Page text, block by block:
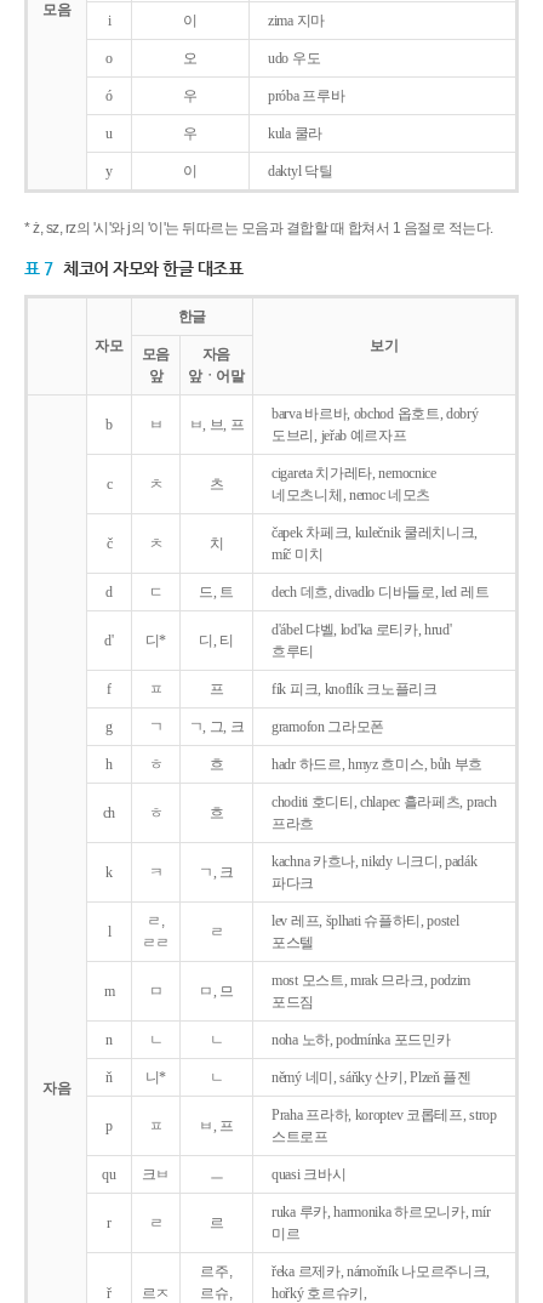
모음
i 이 zima 지마
o 오 udo 우도
ó 우 próba 프루바
u 우 kula 쿨라
y 이 daktyl 닥틸
* ż, sz, rz의 '시'와 j의 '이'는 뒤따르는 모음과 결합할 때 합쳐서 1 음절로 적는다.
표 7 체코어 자모와 한글 대조표
자모
한글
보기
모음
앞
자음
앞ㆍ어말
자음
b ㅂ ㅂ, 브, 프
barva 바르바, obchod 옵호트, dobrý
도브리, jeřab 예르자프
c ㅊ 츠
cigareta 치가레타, nemocnice
네모츠니체, nemoc 네모츠
č ㅊ 치
čapek 차페크, kulečnik 쿨레치니크,
míč 미치
d ㄷ 드, 트 dech 데흐, divadlo 디바들로, led 레트
d' 디* 디, 티
d'ábel 댜벨, lod'ka 로티카, hrud'
흐루티
f ㅍ 프 fík 피크, knoflík 크노플리크
g ㄱ ㄱ, 그, 크 gramofon 그라모폰
h ㅎ 흐 hadr 하드르, hmyz 흐미스, bůh 부흐
ch ㅎ 흐
choditi 호디티, chlapec 흘라페츠, prach
프라흐
k ㅋ ㄱ, 크
kachna 카흐나, nikdy 니크디, padák
파다크
l
ㄹ,
ㄹㄹ
ㄹ
lev 레프, šplhati 슈플하티, postel
포스텔
m ㅁ ㅁ, 므
most 모스트, mrak 므라크, podzim
포드짐
n ㄴ ㄴ noha 노하, podmínka 포드민카
ň 니* ㄴ němý 네미, sáňky 산키, Plzeň 플젠
p ㅍ ㅂ, 프
Praha 프라하, koroptev 코롭테프, strop
스트로프
qu 크ㅂ ㅡ quasi 크바시
r ㄹ 르
ruka 루카, harmonika 하르모니카, mír
미르
ř 르ㅈ
르주,
르슈,
řeka 르제카, námořník 나모르주니크,
hořký 호르슈키,